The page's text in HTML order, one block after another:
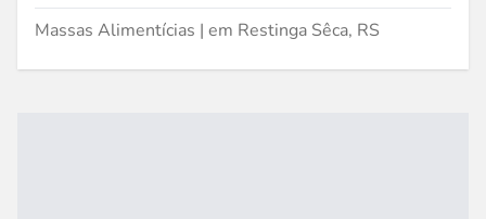
Massas Alimentícias | em Restinga Sêca, RS